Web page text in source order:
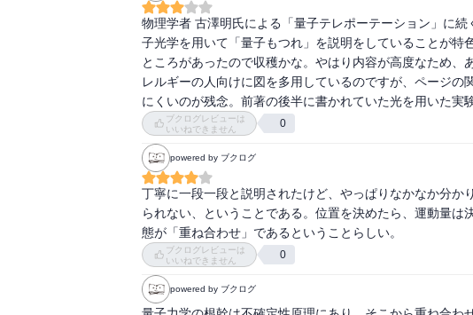
物理学者 古澤明氏による「量子テレポーテーション」に
子光学を用いて「量子もつれ」を説明をしていることが特
ところがあったので収穫かな。やはり内容が高度なため
レルギーの人向けに図を多用しているのですが、ページ
にくいのが残念。前著の後半に書かれていた光を用いた実
ブクログレビューは
いいねできません
0
powered by ブクログ
丁寧に一段一段と説明されたけど、やっぱりなかなか分
られない、ということである。位置を決めたら、運動量
態が「重ね合わせ」であるということらしい。
ブクログレビューは
いいねできません
0
powered by ブクログ